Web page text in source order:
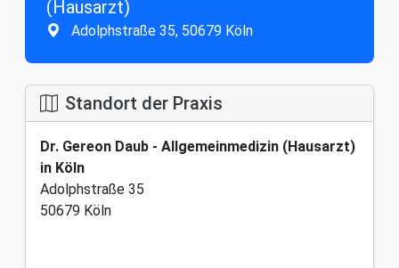
(Hausarzt)
Adolphstraße 35, 50679 Köln
Standort der Praxis
Dr. Gereon Daub - Allgemeinmedizin (Hausarzt)
in Köln
Adolphstraße 35
50679 Köln